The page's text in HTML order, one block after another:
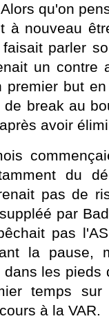
qu'on
à nouveau
parler
un contre
premier but
break au
avoir
du
pas de
par
pas
la pause,
les pieds
temps sur
à la VAR.